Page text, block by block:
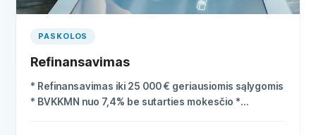
PASKOLOS
Refinansavimas
* Refinansavimas iki 25 000 € geriausiomis sąlygomis
* BVKKMN nuo 7,4% be sutarties mokesčio *